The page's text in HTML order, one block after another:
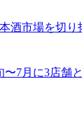
酒市場を切
〜7月に3店